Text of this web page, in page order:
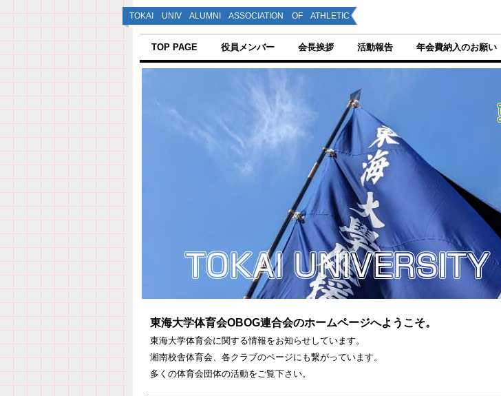
TOKAI UNIV ALUMNI ASSOCIATION OF ATHLETIC
東海大学体育会OBOG連合会のホームページへようこそ。
東海大学体育会に関する情報をお知らせしています。
湘南校舎体育会、各クラブのページにも繋がっています。
多くの体育会団体の活動をご覧下さい。
TOP PAGE 役員メンバー 会長挨拶 活動報告 年会費納入のお願い